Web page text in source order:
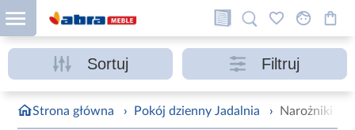
Sortuj Filtruj
Strona główna › Pokój dzienny Jadalnia › Narożniki